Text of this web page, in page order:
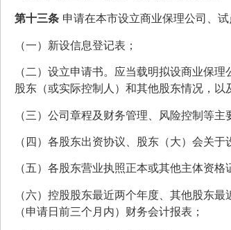
第十三条 申请在本市设立商业保理公司、
（一）新设信息登记表；
（二）设立申请书。应当载明拟设商业保
股东（或实际控制人）和其他股东情况，以
（三）公司章程及财务管理、风险控制等主
（四）各股东出资协议、股东（大）会关于
（五）各股东营业执照正本或其他主体资格
（六）控股股东最近两个年度、其他股东
（申请日前三个月内）财务会计报表；